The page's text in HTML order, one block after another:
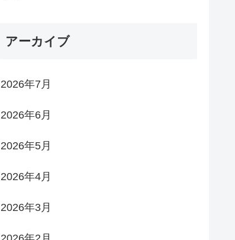
アーカイブ
2026年7月
2026年6月
2026年5月
2026年4月
2026年3月